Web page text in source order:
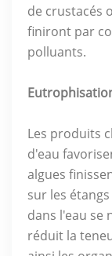
de crustacés
finiront par
polluants.
Les produits
d'eau
algues
sur les
dans l'eau se
réduit la